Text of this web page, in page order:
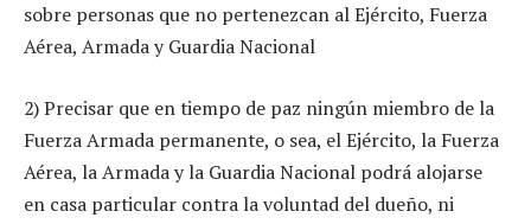
sobre personas que no pertenezcan al Ejército, Fuerza
Aérea, Armada y Guardia Nacional
2) Precisar que en tiempo de paz ningún miembro de la
Fuerza Armada permanente, o sea, el Ejército, la Fuerza
Aérea, la Armada y la Guardia Nacional podrá alojarse
en casa particular contra la voluntad del dueño, ni